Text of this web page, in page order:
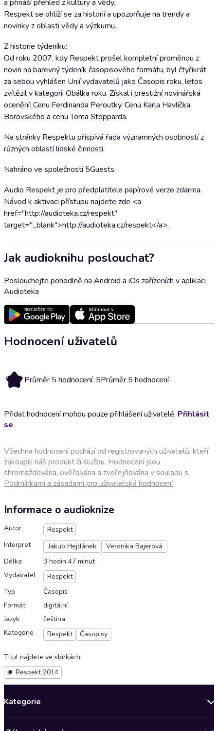
a přináší přehled z kultury a vědy.
Respekt se ohlíží se za historií a upozorňuje na trendy a
novinky z oblasti vědy a výzkumu.
Z historie týdeníku:
Od roku 2007, kdy Respekt prošel kompletní proměnou z
novin na barevný týdeník časopisového formátu, byl čtyřikrát
za sebou vyhlášen Unií vydavatelů jako Časopis roku, letos
zvítězil v kategorii Obálka roku. Získal i prestižní novinářská
ocenění: Cenu Ferdinanda Peroutky, Cenu Karla Havlíčka
Borovského a cenu Toma Stopparda.
Na stránky Respektu přispívá řada významných osobností z
různých oblastí lidské činnosti.
Nahráno ve společnosti 5Guests.
Audio Respekt je pro předplatitele papírové verze zdarma.
Návod k aktivaci přístupu najdete zde <a
href="http://audioteka.cz/respekt"
target="_blank">http://audioteka.cz/respekt</a>.
Jak audioknihu poslouchat?
Poslouchejte pohodlně na Android a iOs zařízeních v aplikaci
Audioteka
Hodnocení uživatelů
5 Průměr 5 hodnocení: 5Průměr 5 hodnocení
Přidat hodnocení mohou pouze přihlášení uživatelé. Přihlásit
se
Všechna hodnocení pochází od registrovaných uživatelů, kteří
zakoupili náš produkt či službu. Hodnocení jsou
shromažďována, ověřována a zveřejňována v souladu s
Podmínkami a zásadami pro uživatelská hodnocení
Informace o audioknize
Autor
Respekt
Interpret
Jakub Hejdánek
Veronika Bajerová
Délka
3 hodin 47 minut
Vydavatel
Respekt
Typ
Časopis
Formát
digitální
Jazyk
čeština
Kategorie
Respekt Časopisy
Titul najdete ve sbírkách:
Respekt 2014
Kategorie